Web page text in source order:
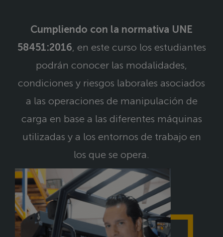
Cumpliendo con la normativa UNE
58451:2016, en este curso los estudiantes
podrán conocer las modalidades,
condiciones y riesgos laborales asociados
a las operaciones de manipulación de
carga en base a las diferentes máquinas
utilizadas y a los entornos de trabajo en
los que se opera.